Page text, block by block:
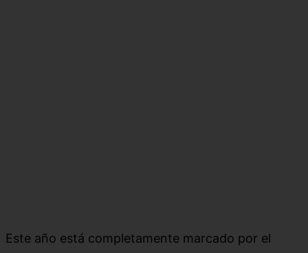
Este año está completamente marcado por el